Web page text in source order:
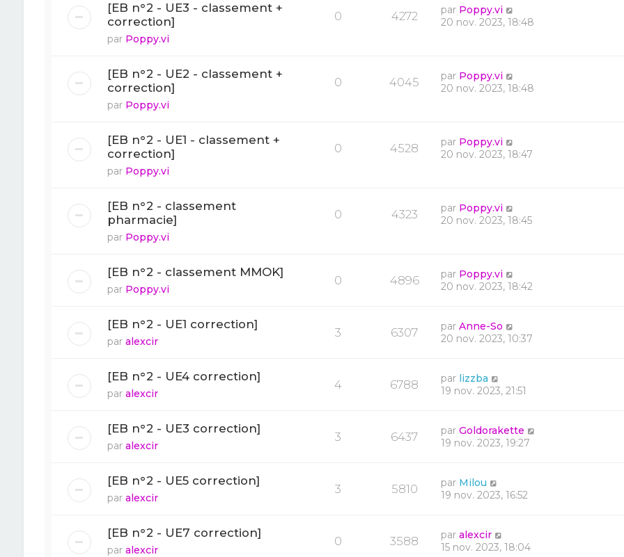
[EB n°2 - UE3 - classement +
correction]
par Poppy.vi
0 4272 par Poppy.vi
20 nov. 2023, 18:48
[EB n°2 - UE2 - classement +
correction]
par Poppy.vi
0 4045 par Poppy.vi
20 nov. 2023, 18:48
[EB n°2 - UE1 - classement +
correction]
par Poppy.vi
0 4528 par Poppy.vi
20 nov. 2023, 18:47
[EB n°2 - classement
pharmacie]
par Poppy.vi
0 4323 par Poppy.vi
20 nov. 2023, 18:45
[EB n°2 - classement MMOK]
par Poppy.vi
0 4896 par Poppy.vi
20 nov. 2023, 18:42
[EB n°2 - UE1 correction]
par alexcir
3 6307 parAnne-So
20 nov. 2023, 10:37
[EB n°2 - UE4 correction]
par alexcir
4 6788 par lizzba
19 nov. 2023, 21:51
[EB n°2 - UE3 correction]
par alexcir
3 6437 parGoldorakette
19 nov. 2023, 19:27
[EB n°2 - UE5 correction]
par alexcir
3 5810 par Milou
19 nov. 2023, 16:52
[EB n°2 - UE7 correction]
par alexcir
0 3588 paralexcir
15 nov. 2023, 18:04